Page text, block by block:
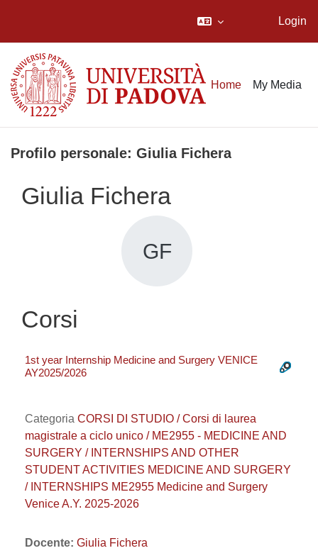
Login
Home My Media
Profilo personale: Giulia Fichera
Giulia Fichera
GF
Corsi
1st year Internship Medicine and Surgery VENICE
AY2025/2026
Categoria CORSI DI STUDIO / Corsi di laurea
magistrale a ciclo unico / ME2955 - MEDICINE AND
SURGERY / INTERNSHIPS AND OTHER
STUDENT ACTIVITIES MEDICINE AND SURGERY
/ INTERNSHIPS ME2955 Medicine and Surgery
Venice A.Y. 2025-2026
Docente: Giulia Fichera